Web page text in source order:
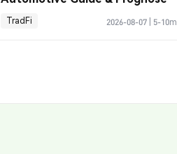
TradFi 2026-08-07 5-10m